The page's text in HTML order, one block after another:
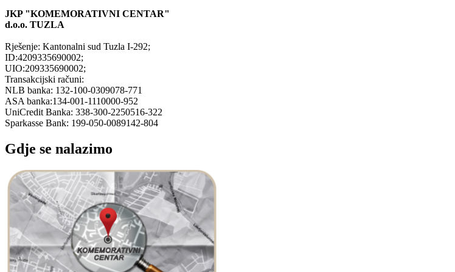
JKP "KOMEMORATIVNI CENTAR"
d.o.o. TUZLA
Rješenje: Kantonalni sud Tuzla I-292;
ID:4209335690002;
UIO:209335690002;
Transakcijski računi:
NLB banka: 132-100-0309078-771
ASA banka:134-001-1110000-952
UniCredit Banka: 338-300-2250516-322
Sparkasse Bank: 199-050-0089142-804
Gdje se nalazimo